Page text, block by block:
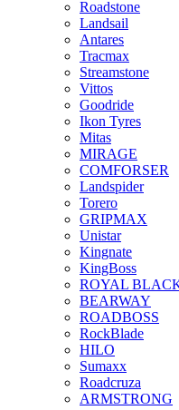
Roadstone
Landsail
Antares
Tracmax
Streamstone
Vittos
Goodride
Ikon Tyres
Mitas
MIRAGE
COMFORSER
Landspider
Torero
GRIPMAX
Unistar
Kingnate
KingBoss
ROYAL
BEARWAY
ROADBOSS
RockBlade
HILO
Sumaxx
Roadcruza
ARMSTRONG